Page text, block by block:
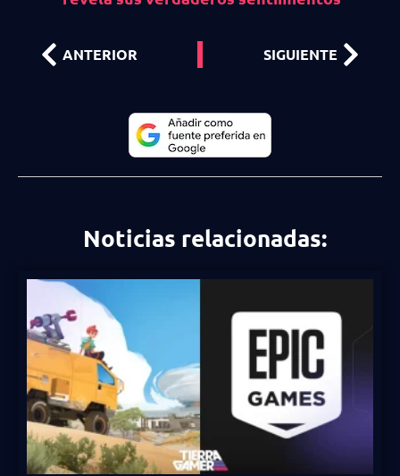
ANTERIOR SIGUIENTE
Noticias relacionadas: